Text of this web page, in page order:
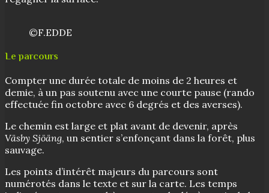
©F.EDDE
Le parcours
Compter une durée totale de moins de 2 heures et
demie, à un pas soutenu avec une courte pause (rando
effectuée fin octobre avec 6 degrés et des averses).
Le chemin est large et plat avant de devenir, après
Väsby Sjöäng, un sentier s’enfonçant dans la forêt, plus
sauvage.
Les points d’intérêt majeurs du parcours sont
numérotés dans le texte et sur la carte. Les temps